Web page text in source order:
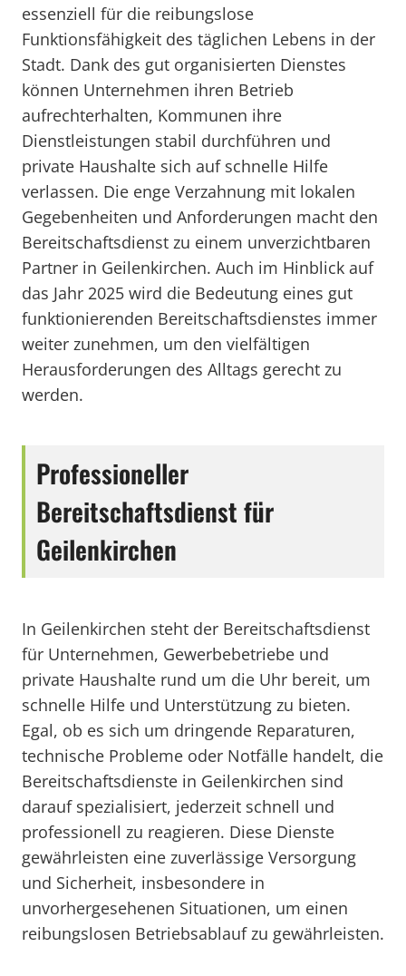
essenziell für die reibungslose
Funktionsfähigkeit des täglichen Lebens in der
Stadt. Dank des gut organisierten Dienstes
können Unternehmen ihren Betrieb
aufrechterhalten, Kommunen ihre
Dienstleistungen stabil durchführen und
private Haushalte sich auf schnelle Hilfe
verlassen. Die enge Verzahnung mit lokalen
Gegebenheiten und Anforderungen macht den
Bereitschaftsdienst zu einem unverzichtbaren
Partner in Geilenkirchen. Auch im Hinblick auf
das Jahr 2025 wird die Bedeutung eines gut
funktionierenden Bereitschaftsdienstes immer
weiter zunehmen, um den vielfältigen
Herausforderungen des Alltags gerecht zu
werden.
Professioneller
Bereitschaftsdienst für
Geilenkirchen
In Geilenkirchen steht der Bereitschaftsdienst
für Unternehmen, Gewerbebetriebe und
private Haushalte rund um die Uhr bereit, um
schnelle Hilfe und Unterstützung zu bieten.
Egal, ob es sich um dringende Reparaturen,
technische Probleme oder Notfälle handelt, die
Bereitschaftsdienste in Geilenkirchen sind
darauf spezialisiert, jederzeit schnell und
professionell zu reagieren. Diese Dienste
gewährleisten eine zuverlässige Versorgung
und Sicherheit, insbesondere in
unvorhergesehenen Situationen, um einen
reibungslosen Betriebsablauf zu gewährleisten.